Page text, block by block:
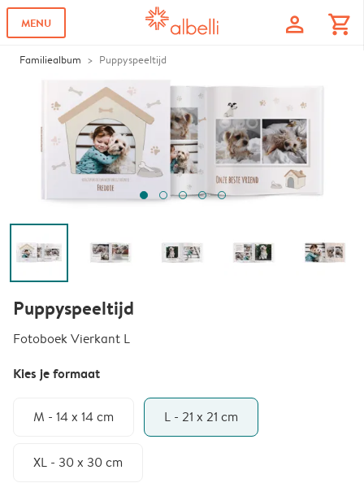
MENU profile shopping_cart
Familiealbum Puppyspeeltijd
Puppyspeeltijd
Fotoboek Vierkant L
Kies je formaat
M - 14 x 14 cm L - 21 x 21 cm
XL - 30 x 30 cm